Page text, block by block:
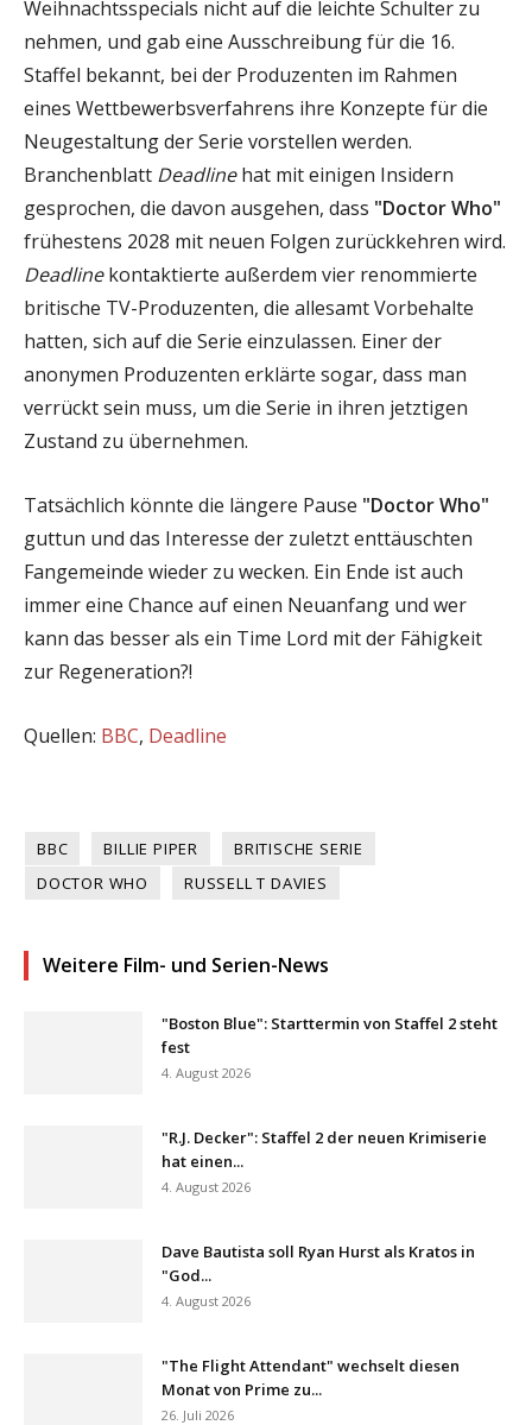
Weihnachtsspecials nicht auf die leichte Schulter zu
nehmen, und gab eine Ausschreibung für die 16.
Staffel bekannt, bei der Produzenten im Rahmen
eines Wettbewerbsverfahrens ihre Konzepte für die
Neugestaltung der Serie vorstellen werden.
Branchenblatt Deadlinehat mit einigen Insidern
gesprochen, die davon ausgehen, dass "Doctor Who"
frühestens 2028 mit neuen Folgen zurückkehren wird.
Deadlinekontaktierte außerdem vier renommierte
britische TV-Produzenten, die allesamt Vorbehalte
hatten, sich auf die Serie einzulassen. Einer der
anonymen Produzenten erklärte sogar, dass man
verrückt sein muss, um die Serie in ihren jetztigen
Zustand zu übernehmen.
Tatsächlich könnte die längere Pause "Doctor Who"
guttun und das Interesse der zuletzt enttäuschten
Fangemeinde wieder zu wecken. Ein Ende ist auch
immer eine Chance auf einen Neuanfang und wer
kann das besser als ein Time Lord mit der Fähigkeit
zur Regeneration?!
Quellen: BBC, Deadline
BBC BILLIE PIPER
BRITISCHE SERIE
DOCTOR WHO
RUSSELL T DAVIES
Weitere Film- und Serien-News
"Boston Blue": Starttermin von Staffel 2 steht
fest
4. August 2026
"R.J. Decker": Staffel 2 der neuen Krimiserie
hat einen...
4. August 2026
Dave Bautista soll Ryan Hurst als Kratos in
"God...
4. August 2026
"The Flight Attendant" wechselt diesen
Monat von Prime zu...
26. Juli 2026